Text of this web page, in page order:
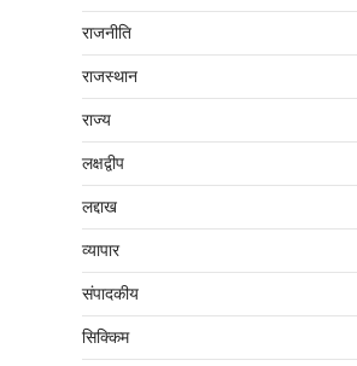
राजनीति
राजस्थान
राज्य
लक्षद्वीप
लद्दाख
व्यापार
संपादकीय
सिक्किम